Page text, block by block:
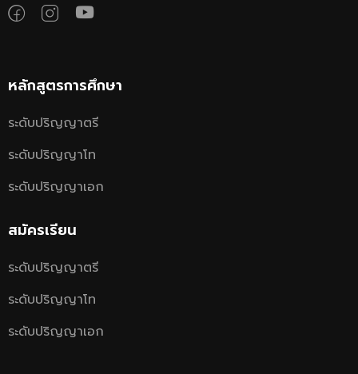
หลักสูตรการศึกษา
ระดับปริญญาตรี
ระดับปริญญาโท
ระดับปริญญาเอก
สมัครเรียน
ระดับปริญญาตรี
ระดับปริญญาโท
ระดับปริญญาเอก